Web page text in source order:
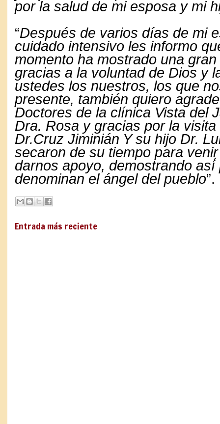
por la salud de mi esposa y mi
“Después de varios días de mi
cuidado intensivo les informo
momento ha mostrado una
gracias a la voluntad de Dios y
ustedes los nuestros, los que
presente, también quiero
Doctores de la clínica Vista del
Dra. Rosa y gracias por la
Dr.Cruz Jiminián Y su hijo Dr.
secaron de su tiempo para
darnos apoyo, demostrando así́
denominan el ángel del pueblo”.
Entrada más reciente